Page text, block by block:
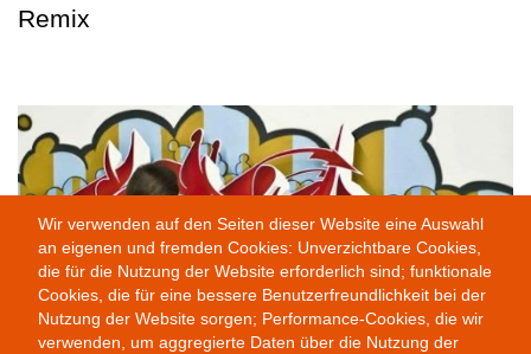
Remix
Wir verwenden auf den Seiten dieser Website eine Auswahl
an eigenen und fremden Cookies: Unverzichtbare Cookies,
die für die Nutzung der Website erforderlich sind; funktionale
Cookies, die für eine bessere Benutzerfreundlichkeit bei der
Nutzung der Website sorgen; Performance-Cookies, die wir
verwenden, um aggregierte Daten über die Nutzung der